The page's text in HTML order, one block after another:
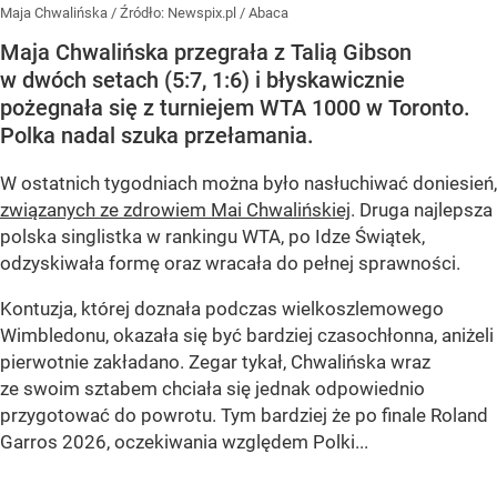
Maja Chwalińska / Źródło: Newspix.pl / Abaca
Maja Chwalińska przegrała z Talią Gibson
w dwóch setach (5:7, 1:6) i błyskawicznie
pożegnała się z turniejem WTA 1000 w Toronto.
Polka nadal szuka przełamania.
W ostatnich tygodniach można było nasłuchiwać doniesień,
związanych ze zdrowiem Mai Chwalińskiej. Druga najlepsza
polska singlistka w rankingu WTA, po Idze Świątek,
odzyskiwała formę oraz wracała do pełnej sprawności.
Kontuzja, której doznała podczas wielkoszlemowego
Wimbledonu, okazała się być bardziej czasochłonna, aniżeli
pierwotnie zakładano. Zegar tykał, Chwalińska wraz
ze swoim sztabem chciała się jednak odpowiednio
przygotować do powrotu. Tym bardziej że po finale Roland
Garros 2026, oczekiwania względem Polki...